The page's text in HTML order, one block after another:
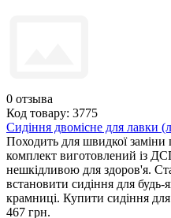
0 отзыва
Код товару: 3775
Сидіння двомісне для лавки
Походить для швидкої заміни
комплект виготовлений із
нешкідливою для здоров'я.
встановити сидіння для будь-
крамниці. Купити сидіння
467 грн.